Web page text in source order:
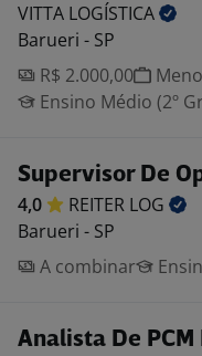
VITTA LOGÍSTICA
Barueri - SP
R$ 2.000,00
Ensino Médio (2º
Supervisor De
4,0 REITER LOG
Barueri - SP
A combinar
Analista De PCM